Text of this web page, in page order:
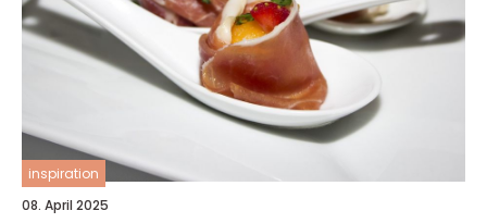
inspiration
08. April 2025